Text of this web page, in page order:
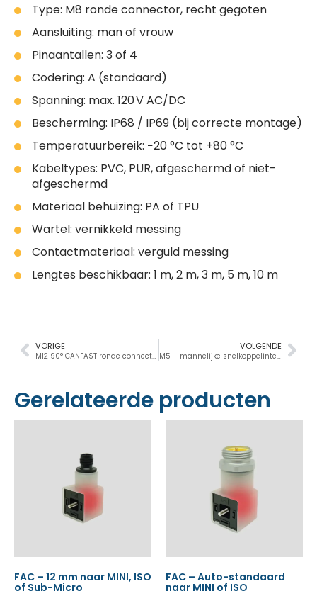
Type: M8 ronde connector, recht gegoten
Aansluiting: man of vrouw
Pinaantallen: 3 of 4
Codering: A (standaard)
Spanning: max. 120 V AC/DC
Bescherming: IP68 / IP69 (bij correcte montage)
Temperatuurbereik: −20 °C tot +80 °C
Kabeltypes: PVC, PUR, afgeschermd of niet-
afgeschermd
Materiaal behuizing: PA of TPU
Wartel: vernikkeld messing
Contactmateriaal: verguld messing
Lengtes beschikbaar: 1 m, 2 m, 3 m, 5 m, 10 m
VOLGENDE
VORIGE
Gerelateerde producten
FAC – 12 mm naar MINI, ISO
of Sub-Micro
FAC – Auto-standaard
naar MINI of ISO